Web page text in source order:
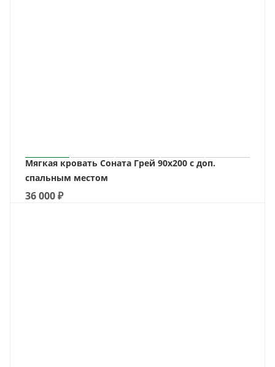
Мягкая кровать Соната Грей 90х200 с доп.
спальным местом
36 000₽